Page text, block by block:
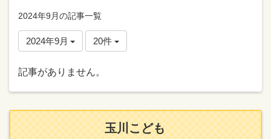
2024年9月の記事一覧
2024年9月 20件
記事がありません。
玉川こども